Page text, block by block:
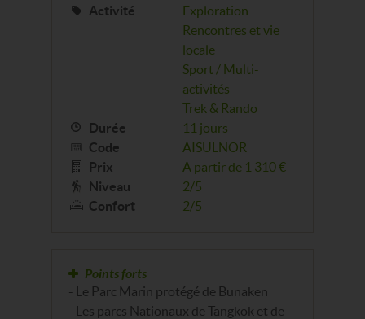
Activité
Exploration
Rencontres et vie
locale
Sport / Multi-
activités
Trek & Rando
Durée
11 jours
Code
AISULNOR
Prix
A partir de 1 310 €
Niveau
2/5
Confort
2/5
Points forts
- Le Parc Marin protégé de Bunaken
- Les parcs Nationaux de Tangkok et de